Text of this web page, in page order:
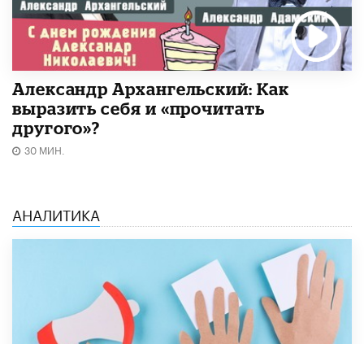
Александр Архангельский: Как
выразить себя и «прочитать
другого»?
30 МИН.
АНАЛИТИКА